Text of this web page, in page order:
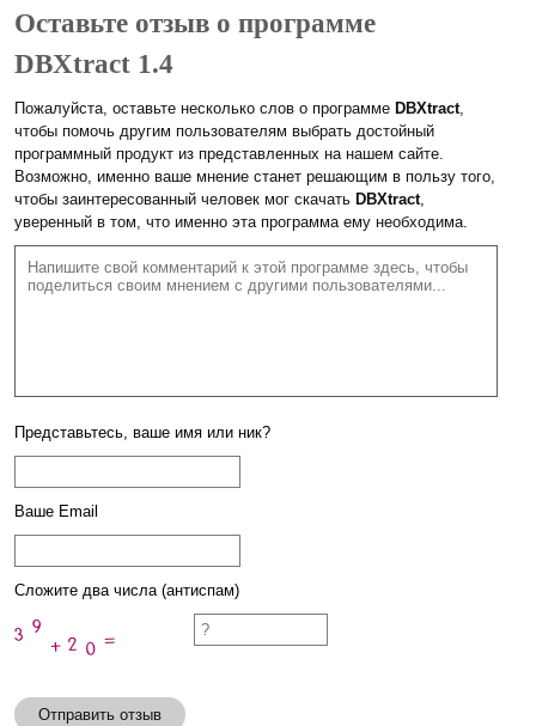
Оставьте отзыв о программе
DBXtract 1.4
Пожалуйста, оставьте несколько слов о программе DBXtract,
чтобы помочь другим пользователям выбрать достойный
программный продукт из представленных на нашем сайте.
Возможно, именно ваше мнение станет решающим в пользу того,
чтобы заинтересованный человек мог скачать DBXtract,
уверенный в том, что именно эта программа ему необходима.
Представьтесь, ваше имя или ник?
Ваше Email
Сложите два числа (антиспам)
Отправить отзыв